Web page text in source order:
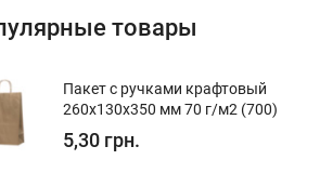
товары
Пакет с ручками крафтовый
260x130x350 мм 70 г/м2 (700)
5,30 грн.